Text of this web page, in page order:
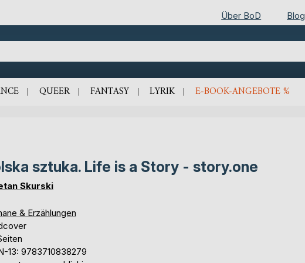
Über BoD Blog
QUEER FANTASY LYRIK E-BOOK-ANGEBOTE %
sztuka. Life is a Story - story.one
Skurski
& Erzählungen
13: 9783710838279